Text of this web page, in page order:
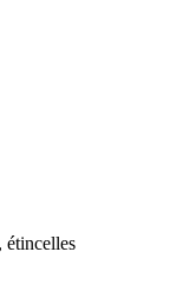
étincelles